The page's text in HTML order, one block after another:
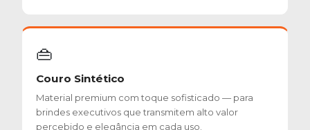
👜
Couro Sintético
Material premium com toque sofisticado — para
brindes executivos que transmitem alto valor
percebido e elegância em cada uso.